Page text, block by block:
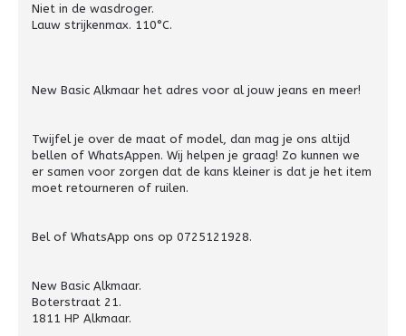
Niet in de wasdroger.
Lauw strijkenmax. 110°C.
New Basic Alkmaar het adres voor al jouw jeans en meer!
Twijfel je over de maat of model, dan mag je ons altijd
bellen of WhatsAppen. Wij helpen je graag! Zo kunnen we
er samen voor zorgen dat de kans kleiner is dat je het item
moet retourneren of ruilen.
Bel of WhatsApp ons op 0725121928.
New Basic Alkmaar.
Boterstraat 21.
1811 HP Alkmaar.